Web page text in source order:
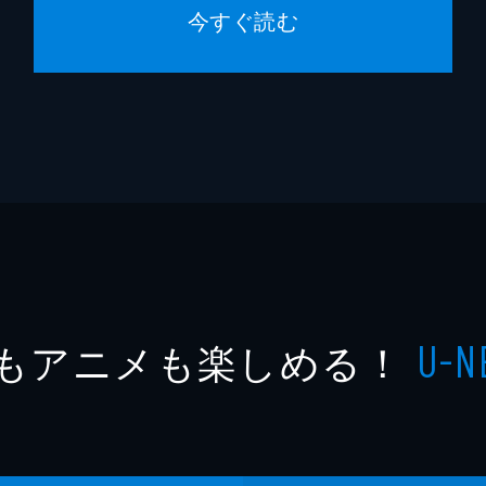
今すぐ読む
アニメも楽しめる！ U-